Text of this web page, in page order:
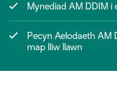
Mynediad AM DDIM i
Pecyn Aelodaeth AM
map lliw llawn